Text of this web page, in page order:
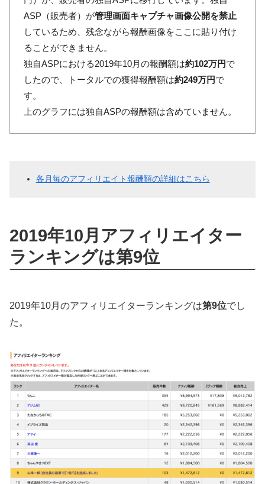
ASP（販売者）が管理画面キャプチャ画像公開を禁止
しているため、残念ながら報酬画像をここに貼り付け
ることができません。
独自ASPにおける2019年10月の報酬額は約102万円で
したので、トータルでの獲得報酬額は約249万円で
す。
上のグラフには独自ASPの報酬額は含めていません。
各月毎のアフィリエイト報酬額の詳細はこちら
2019年10月アフィリエイター
ランキングは第9位
2019年10月のアフィリエイターランキングは第9位でし
た。